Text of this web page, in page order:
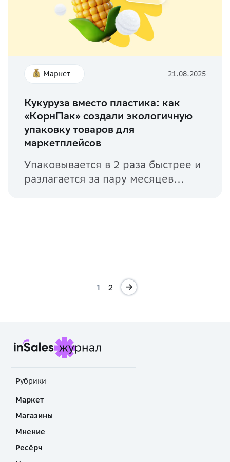
Маркет 21.08.2025
Кукуруза вместо пластика: как
«КорнПак» создали экологичную
упаковку товаров для
маркетплейсов
Упаковывается в 2 раза быстрее и
разлагается за пару месяцев...
1 2
Рубрики
Маркет
Магазины
Мнение
Ресёрч